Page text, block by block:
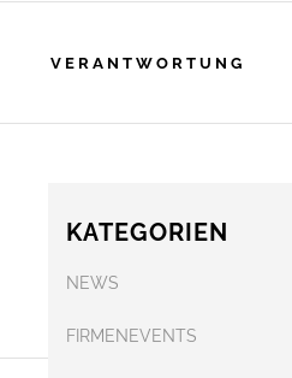
VERANTWORTUNG
KATEGORIEN
NEWS
FIRMENEVENTS